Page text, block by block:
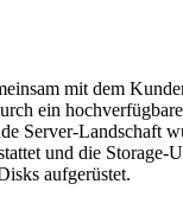
mit dem
ein
Server-Landschaft
und die Storage-
aufgerüstet.